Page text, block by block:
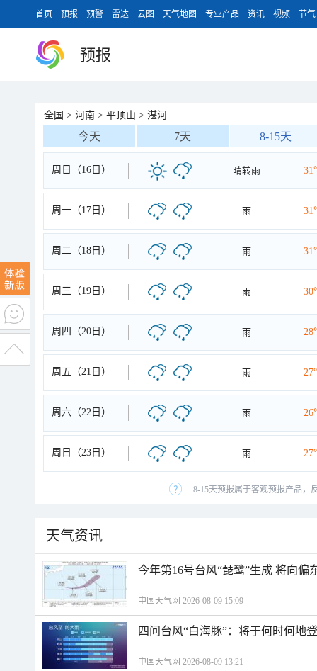
首页 预报 预警 雷达 云图 天气地图 专业产品 资讯 视频 节气
预报
全国 > 河南 > 平顶山 > 湛河
今天 7天 8-15天
周日（16日） 晴转雨
周一（17日） 雨
周二（18日） 雨
周三（19日） 雨
周四（20日） 雨
周五（21日） 雨
周六（22日） 雨
周日（23日） 雨
8-15天预报属于客观预报产品，
天气资讯
今年第16号台风“琵鹭”生成 将向偏
中国天气网 2026-08-09 15:09
四问台风“白海豚”：将于何时何地
中国天气网 2026-08-09 13:21